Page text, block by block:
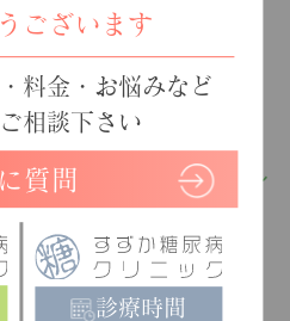
かと思います。
のない程度に準備しまし
ございます
料金・お悩みなど
相談下さい
質問
診療時間